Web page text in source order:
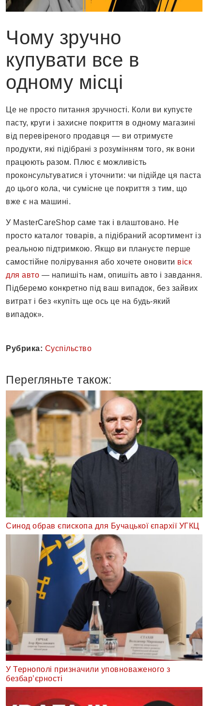
Чому зручно
купувати все в
одному місці
Це не просто питання зручності. Коли ви купуєте
пасту, круги і захисне покриття в одному магазині
від перевіреного продавця — ви отримуєте
продукти, які підібрані з розумінням того, як вони
працюють разом. Плюс є можливість
проконсультуватися і уточнити: чи підійде ця паста
до цього кола, чи сумісне це покриття з тим, що
вже є на машині.
У MasterCareShop саме так і влаштовано. Не
просто каталог товарів, а підібраний асортимент із
реальною підтримкою. Якщо ви плануєте перше
самостійне полірування або хочете оновити віск
для авто — напишіть нам, опишіть авто і завдання.
Підберемо конкретно під ваш випадок, без зайвих
витрат і без «купіть ще ось це на будь-який
випадок».
Рубрика: Суспільство
Перегляньте також:
Синод обрав єпископа для Бучацької єпархії УГКЦ
У Тернополі призначили уповноваженого з
безбар’єрності